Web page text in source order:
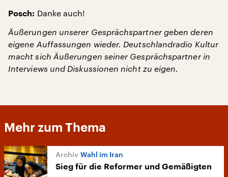
Posch: Danke auch!
Äußerungen unserer Gesprächspartner geben deren
eigene Auffassungen wieder. Deutschlandradio Kultur
macht sich Äußerungen seiner Gesprächspartner in
Interviews und Diskussionen nicht zu eigen.
Mehr zum Thema
Wahl im Iran
Sieg für die Reformer und Gemäßigten